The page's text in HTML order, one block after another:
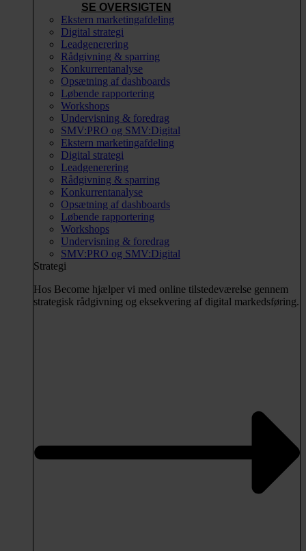
SE OVERSIGTEN
Ekstern marketingafdeling
Digital strategi
Leadgenerering
Rådgivning & sparring
Konkurrentanalyse
Opsætning af dashboards
Løbende rapportering
Workshops
Undervisning & foredrag
SMV:PRO og SMV:Digital
Ekstern marketingafdeling
Digital strategi
Leadgenerering
Rådgivning & sparring
Konkurrentanalyse
Opsætning af dashboards
Løbende rapportering
Workshops
Undervisning & foredrag
SMV:PRO og SMV:Digital
Strategi
Hos Become hjælper vi med online tilstedeværelse gennem
strategisk rådgivning og eksekvering af digital markedsføring.